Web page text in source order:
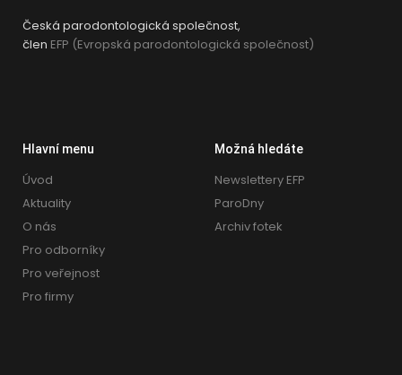
Česká parodontologická společnost,
člen EFP (Evropská parodontologická společnost)
Hlavní menu
Úvod
Aktuality
O nás
Pro odborníky
Pro veřejnost
Pro firmy
Možná hledáte
Newslettery EFP
ParoDny
Archiv fotek